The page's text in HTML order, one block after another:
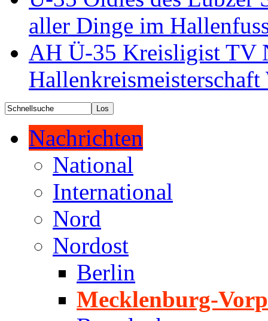
aller Dinge im
AH Ü-35 Kreisligist TV
Hallenkreismeisterschaft
Nachrichten
National
International
Nord
Nordost
Berlin
Mecklenburg-